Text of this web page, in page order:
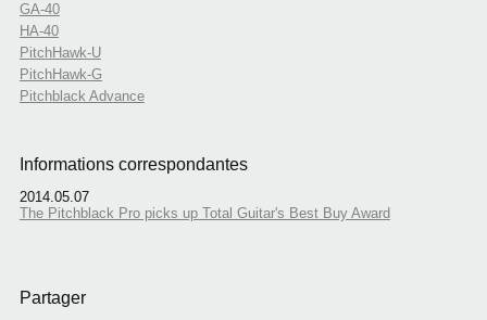
GA-40
HA-40
PitchHawk-U
PitchHawk-G
Pitchblack Advance
Informations correspondantes
2014.05.07
The Pitchblack Pro picks up Total Guitar's Best Buy Award
Partager